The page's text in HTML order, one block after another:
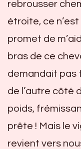
rebrousser
étroite, ce
promet de
bras de ce
demandait pas
de l’autre côté
poids,
prête ! Mais le
revient vers